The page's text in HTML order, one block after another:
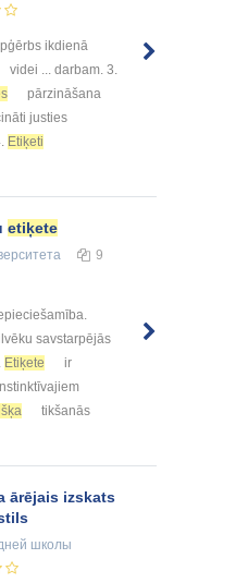
ikdienā
videi ... darbam. 3.
pārzināšana
justies
Etiķeti
etiķete
9
savstarpējās
Etiķete
ir
tikšanās
ārējais izskats
школы